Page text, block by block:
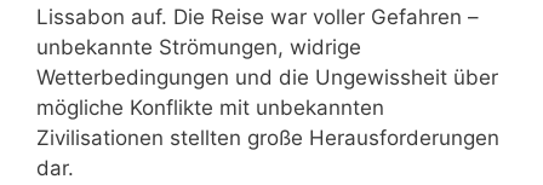
Lissabon auf. Die Reise war voller Gefahren –
unbekannte Strömungen, widrige
Wetterbedingungen und die Ungewissheit über
mögliche Konflikte mit unbekannten
Zivilisationen stellten große Herausforderungen
dar.